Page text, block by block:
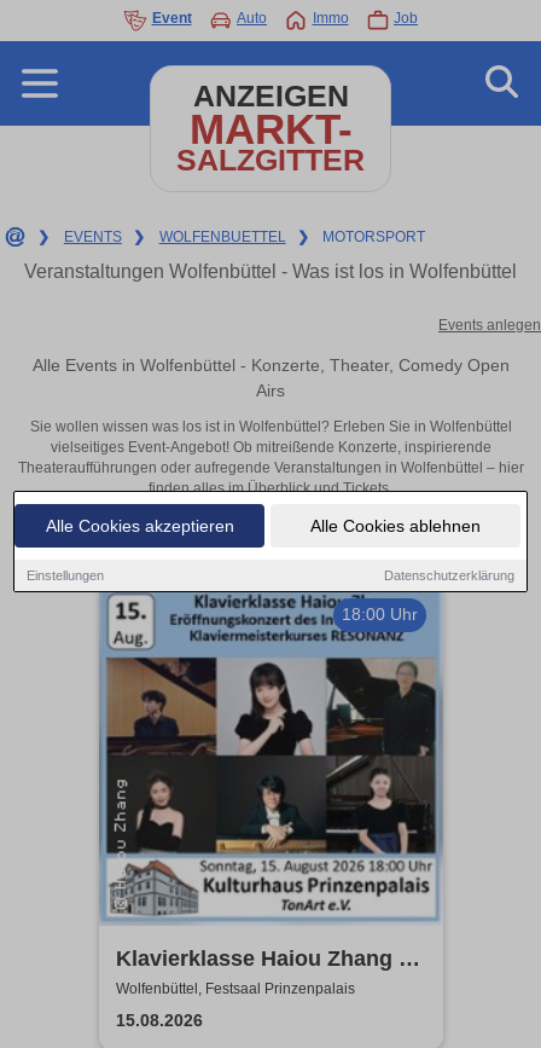
Alle Cookies akzeptieren Alle Cookies ablehnen
Einstellungen Datenschutzerklärung
Event Auto Immo Job
ANZEIGEN
MARKT-
SALZGITTER
❯ EVENTS ❯ WOLFENBUETTEL ❯ MOTORSPORT
Veranstaltungen Wolfenbüttel - Was ist los in Wolfenbüttel
Events anlegen
Alle Events in Wolfenbüttel - Konzerte, Theater, Comedy Open
Airs
Sie wollen wissen was los ist in Wolfenbüttel? Erleben Sie in Wolfenbüttel
vielseitiges Event-Angebot! Ob mitreißende Konzerte, inspirierende
Theateraufführungen oder aufregende Veranstaltungen in Wolfenbüttel – hier
finden alles im Überblick und Tickets.
18:00 Uhr
Klavierklasse Haiou Zhang -
Eröffnungskonzert des
Meisterkurses RESONANZ
Wolfenbüttel, Festsaal Prinzenpalais
15.08.2026